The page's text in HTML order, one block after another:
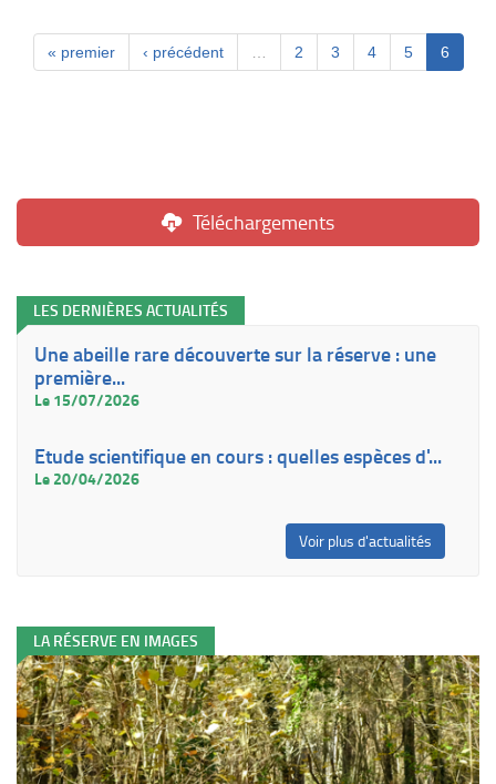
« premier ‹ précédent … 2 3 4 5 6
Téléchargements
LES DERNIÈRES ACTUALITÉS
Une abeille rare découverte sur la réserve : une
première...
Le 15/07/2026
Etude scientifique en cours : quelles espèces d'...
Le 20/04/2026
Voir plus d'actualités
LA RÉSERVE EN IMAGES